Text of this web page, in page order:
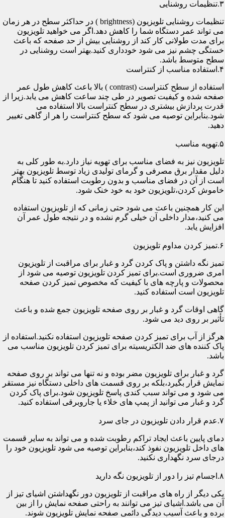
۳.تنظیمات روشنایی
تنظیمات روشنایی تلویزیون (brightness ) در حداکثر سطح در هر زمان
می تواند عمر دستگاه شما را کاهش دهد.اگر می خواهید تلویزیون
برای مدت طولانی کار کند از روشنایی بیش از حد صفحه که باعث
خستگی چشم نیز می شود خودداری کنید.بهتر است روشنایی در
سطح متوسط باشد.
۴.استفاده مناسب از کنتراست
استفاده از سطح کنتراست (contrast ) بالا باعث کاهش طول عمر
صفحه شده و کیفیت تصویر در طی چند ساعت کاهش می یابد.زیرا از
قدرت پردازش بیشتری در سطح کنتراست بالا استفاده می
شود.بنابراین توصیه می شود که سطح کنتراست را هر از گاهی تغییر
دهید.
۵.تهویه مناسب
تلویزیون نیز به فضای مناسب برای تهویه نیاز دارد.به طور کلی به
دلیل مقدار برق مصرفی و گرمای تولیدی زیاد توسط تلویزیون بهتر
است از آن در فضای مناسب و بدون رطوبت استفاده کنید تا هنگام
خاموش کردن،تلویزیون خود به خود خنک شود.
این کار همچنین باعث می شود حتی زمانی که از تلویزیون استفاده
می کنید،مدار داخلی آن خیلی گرم نشده و در نتیجه طول عمر آن
افزایش یابد.
۶.تمیز کردن مداوم تلویزیون
تمیز نگه داشتن و پاک کردن گرد و غبار برای مراقبت از تلویزیون
امری ضروری است.برای تمیز کردن تلویزیون توصیه می شود از
محصولات و پارچه های با کیفیت که مخصوص تمیز کردن صفحه
تلویزیون است استفاده کنید.
گاهی اوقات گرد و غبار بر روی صفحه تلویزیون جمع شده و باعث
تأثیر بر روی دید می شود.
هرگز از آب برای تمیز کردن صفحه تلویزیون استفاده نکنید.استفاده از
پاک کننده های ضد الکتریسیته برای تمیز کردن تلویزیون مناسب می
باشد.
گرد و غبار برای تلویزیون مضر بوده و نه تنها می تواند بر روی صفحه
نمایش قرار بگیرد،بلکه بر روی قسمت های داخلی دستگاه نیز مستقر
می شود و می تواند سبب کندی پاسخ تلویزیون شود.برای پاک کردن
گرد و غبار می توانید از پمپ های خلاء یا جاروبرقی استفاده کنید.
۷.عدم قرار دادن تلویزیون در جای سرد
دمای پایین باعث ایجاد تراکم رطوبت شده و می تواند به سایر قسمت
های داخل تلویزیون نفوذ کند،بنابراین توصیه می شود تلویزیون خود را
درجای سرد نگهداری نکنید.
۸.اجسام تیز را دور از تلویزیون نگه دارید
یکی دیگر از راه های مراقبت از تلویزیون دور نگهداشتن اشیای تیز از
آن می باشد.اشیای تیز می توانند به راحتی صفحه نمایش را از بین
برده و باعث آسیب دیدگی دائمی صفحه نمایش تلویزیون شوند.